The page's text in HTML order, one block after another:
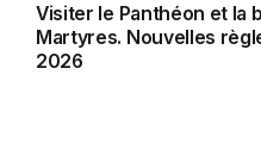
Visiter le Panthéon et la
Martyres. Nouvelles
2026